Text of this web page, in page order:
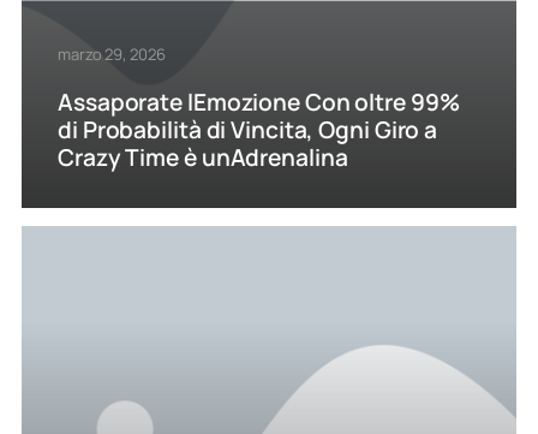
marzo 29, 2026
Assaporate lEmozione Con oltre 99%
di Probabilità di Vincita, Ogni Giro a
Crazy Time è unAdrenalina